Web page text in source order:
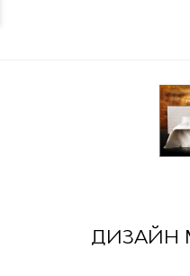
ДИЗАЙН